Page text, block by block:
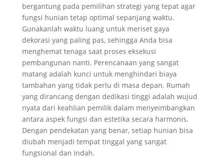
bergantung pada pemilihan strategi yang tepat agar
fungsi hunian tetap optimal sepanjang waktu.
Gunakanlah waktu luang untuk meriset gaya
dekorasi yang paling pas, sehingga Anda bisa
menghemat tenaga saat proses eksekusi
pembangunan nanti. Perencanaan yang sangat
matang adalah kunci untuk menghindari biaya
tambahan yang tidak perlu di masa depan. Rumah
yang dirancang dengan dedikasi tinggi adalah wujud
nyata dari keahlian pemilik dalam menyeimbangkan
antara aspek fungsi dan estetika secara harmonis.
Dengan pendekatan yang benar, setiap hunian bisa
diubah menjadi tempat tinggal yang sangat
fungsional dan indah.